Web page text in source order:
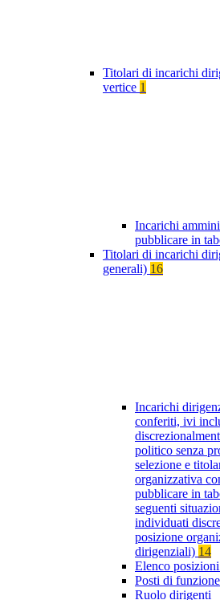
Titolari di incarichi
vertice 1
Incarichi
pubblicare in
Titolari di incarichi
generali) 16
Incarichi
conferiti, ivi
politico senza
selezione e
organizzativa
pubblicare in
seguenti
individuati
posizione
dirigenziali) 14
Elenco
Posti di
Ruolo dirigenti